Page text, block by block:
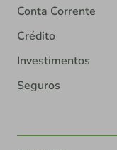
Conta Corrente
Crédito
Investimentos
Seguros